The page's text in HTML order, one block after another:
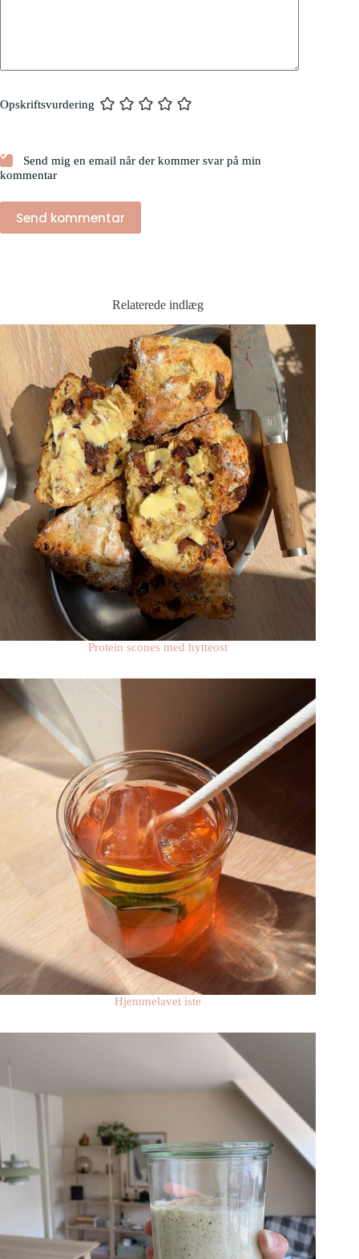
Opskriftsvurdering
Send mig en email når der kommer svar på min
kommentar
Send kommentar
Relaterede indlæg
Protein scones med hytteost
Hjemmelavet iste